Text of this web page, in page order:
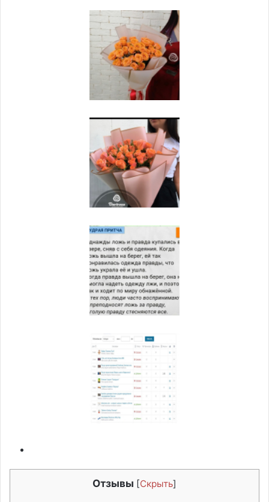
Отзывы [Скрыть]